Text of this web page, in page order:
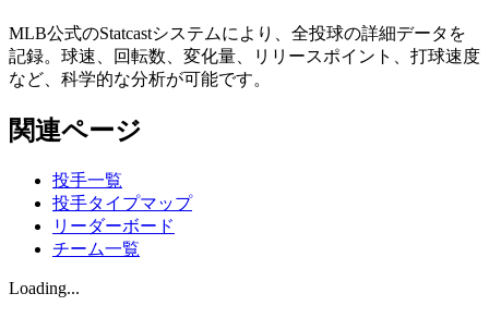
MLB公式のStatcastシステムにより、全投球の詳細データを
記録。球速、回転数、変化量、リリースポイント、打球速度
など、科学的な分析が可能です。
関連ページ
投手一覧
投手タイプマップ
リーダーボード
チーム一覧
Loading...